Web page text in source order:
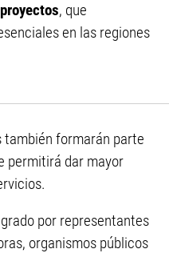
, que
en las regiones
también formarán parte
permitirá dar mayor
por representantes
organismos públicos